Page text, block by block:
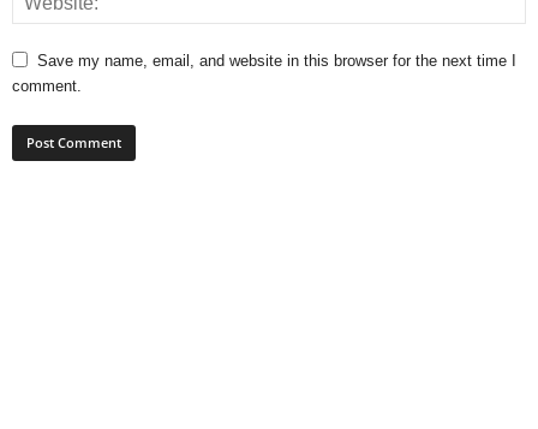
Save my name, email, and website in this browser for the next time I
comment.